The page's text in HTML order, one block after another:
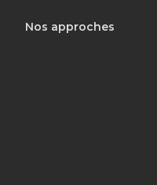
Nos approches